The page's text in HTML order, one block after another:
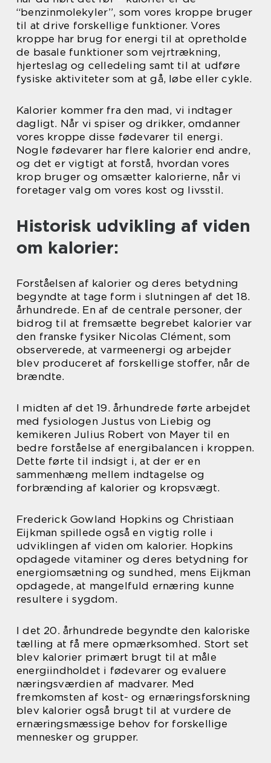
“benzinmolekyler”, som vores kroppe bruger
til at drive forskellige funktioner. Vores
kroppe har brug for energi til at opretholde
de basale funktioner som vejrtrækning,
hjerteslag og celledeling samt til at udføre
fysiske aktiviteter som at gå, løbe eller cykle.
Kalorier kommer fra den mad, vi indtager
dagligt. Når vi spiser og drikker, omdanner
vores kroppe disse fødevarer til energi.
Nogle fødevarer har flere kalorier end andre,
og det er vigtigt at forstå, hvordan vores
krop bruger og omsætter kalorierne, når vi
foretager valg om vores kost og livsstil.
Historisk udvikling af viden
om kalorier:
Forståelsen af kalorier og deres betydning
begyndte at tage form i slutningen af det 18.
århundrede. En af de centrale personer, der
bidrog til at fremsætte begrebet kalorier var
den franske fysiker Nicolas Clément, som
observerede, at varmeenergi og arbejder
blev produceret af forskellige stoffer, når de
brændte.
I midten af det 19. århundrede førte arbejdet
med fysiologen Justus von Liebig og
kemikeren Julius Robert von Mayer til en
bedre forståelse af energibalancen i kroppen.
Dette førte til indsigt i, at der er en
sammenhæng mellem indtagelse og
forbrænding af kalorier og kropsvægt.
Frederick Gowland Hopkins og Christiaan
Eijkman spillede også en vigtig rolle i
udviklingen af viden om kalorier. Hopkins
opdagede vitaminer og deres betydning for
energiomsætning og sundhed, mens Eijkman
opdagede, at mangelfuld ernæring kunne
resultere i sygdom.
I det 20. århundrede begyndte den kaloriske
tælling at få mere opmærksomhed. Stort set
blev kalorier primært brugt til at måle
energiindholdet i fødevarer og evaluere
næringsværdien af madvarer. Med
fremkomsten af kost- og ernæringsforskning
blev kalorier også brugt til at vurdere de
ernæringsmæssige behov for forskellige
mennesker og grupper.